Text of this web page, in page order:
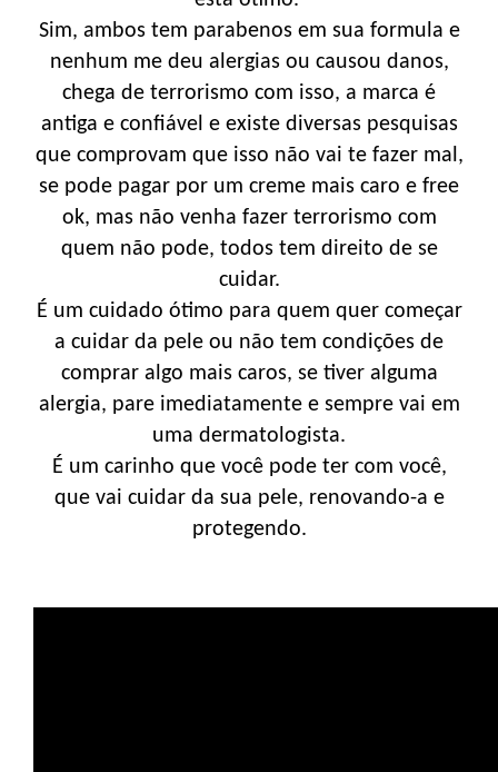
Sim, ambos tem parabenos em sua formula e
nenhum me deu alergias ou causou danos,
chega de terrorismo com isso, a marca é
antiga e confiável e existe diversas pesquisas
que comprovam que isso não vai te fazer mal,
se pode pagar por um creme mais caro e free
ok, mas não venha fazer terrorismo com
quem não pode, todos tem direito de se
cuidar.
É um cuidado ótimo para quem quer começar
a cuidar da pele ou não tem condições de
comprar algo mais caros, se tiver alguma
alergia, pare imediatamente e sempre vai em
uma dermatologista.
É um carinho que você pode ter com você,
que vai cuidar da sua pele, renovando-a e
protegendo.